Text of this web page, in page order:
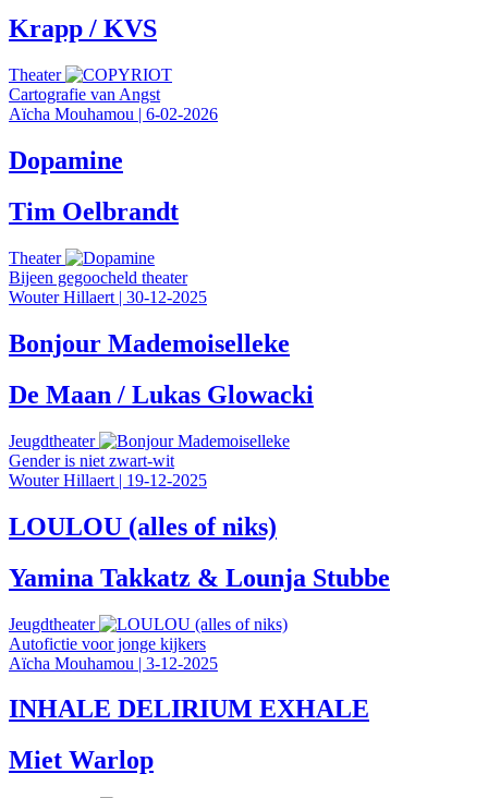
Krapp / KVS
Theater
Cartografie van Angst
Aïcha Mouhamou | 6-02-2026
Dopamine
Tim Oelbrandt
Theater
Bijeen gegoocheld theater
Wouter Hillaert | 30-12-2025
Bonjour Mademoiselleke
De Maan / Lukas Glowacki
Jeugdtheater
Gender is niet zwart-wit
Wouter Hillaert | 19-12-2025
LOULOU (alles of niks)
Yamina Takkatz & Lounja Stubbe
Jeugdtheater
Autofictie voor jonge kijkers
Aïcha Mouhamou | 3-12-2025
INHALE DELIRIUM EXHALE
Miet Warlop